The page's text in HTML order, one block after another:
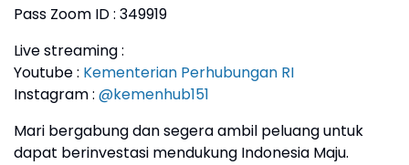
Pass Zoom ID : 349919
Live streaming :
Youtube : Kementerian Perhubungan RI
Instagram : @kemenhub151
Mari bergabung dan segera ambil peluang untuk
dapat berinvestasi mendukung Indonesia Maju.